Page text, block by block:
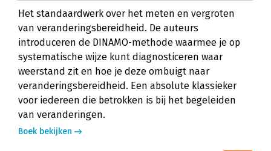
Het standaardwerk over het meten en vergroten
van veranderingsbereidheid. De auteurs
introduceren de DINAMO-methode waarmee je op
systematische wijze kunt diagnosticeren waar
weerstand zit en hoe je deze ombuigt naar
veranderingsbereidheid. Een absolute klassieker
voor iedereen die betrokken is bij het begeleiden
van veranderingen.
Boek bekijken